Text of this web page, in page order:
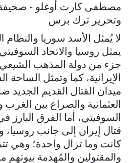
مصطفى كارت أوغلو -
وتحرير ترك برس
لا يُمثل الأسد سوريا
يمثل روسيا والاتحاد
جزء من دولة المذهب الشيعي
الإيرانية، كما وتمثل الساحة
ميدان القتال القديم الجديد
العثمانية والصراع بين الغرب
السوفيتي، أما الفرق البارز
قتال إيران إلى جانب روسيا،
كانت وما تزال واحدة؛ وهي
والمقتولين والمُهدمة